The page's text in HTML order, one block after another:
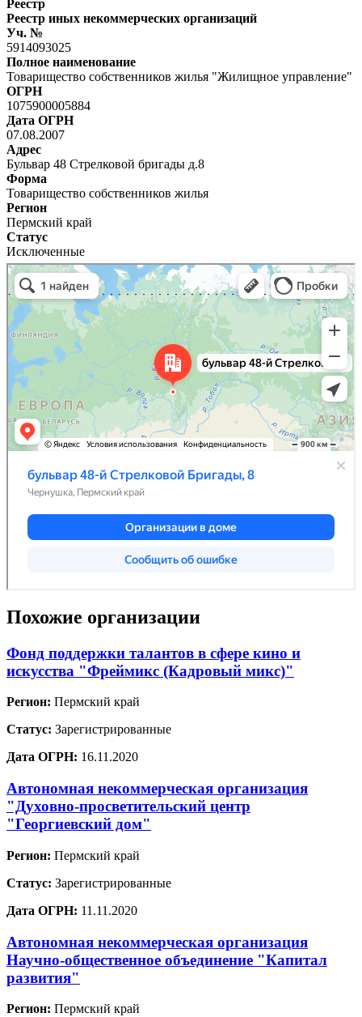
Реестр
Реестр иных некоммерческих организаций
Уч. №
5914093025
Полное наименование
Товарищество собственников жилья "Жилищное управление"
ОГРН
1075900005884
Дата ОГРН
07.08.2007
Адрес
Бульвар 48 Стрелковой бригады д.8
Форма
Товарищество собственников жилья
Регион
Пермский край
Статус
Исключенные
Похожие организации
Фонд поддержки талантов в сфере кино и
искусства "Фреймикс (Кадровый микс)"
Регион: Пермский край
Статус: Зарегистрированные
Дата ОГРН: 16.11.2020
Автономная некоммерческая организация
"Духовно-просветительский центр
"Георгиевский дом"
Регион: Пермский край
Статус: Зарегистрированные
Дата ОГРН: 11.11.2020
Автономная некоммерческая организация
Научно-общественное объединение "Капитал
развития"
Регион: Пермский край